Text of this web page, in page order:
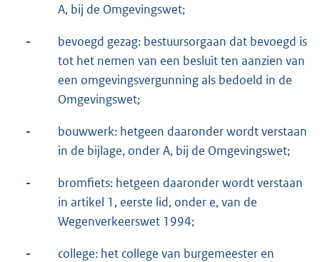
A, bij de Omgevingswet;
-
bevoegd gezag: bestuursorgaan dat bevoegd is
tot het nemen van een besluit ten aanzien van
een omgevingsvergunning als bedoeld in de
Omgevingswet;
-
bouwwerk: hetgeen daaronder wordt verstaan
in de bijlage, onder A, bij de Omgevingswet;
-
bromfiets: hetgeen daaronder wordt verstaan
in artikel 1, eerste lid, onder e, van de
Wegenverkeerswet 1994;
-
college: het college van burgemeester en